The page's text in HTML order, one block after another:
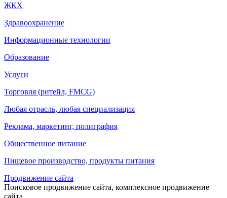
ЖКХ
Здравоохранение
Информационные технологии
Образование
Услуги
Торговля (ритейл, FMCG)
Любая отрасль, любая специализация
Реклама, маркетинг, полиграфия
Общественное питание
Пищевое производство, продукты питания
Продвижение сайта
Поисковое продвижение сайта, комплексное продвижение
сайта